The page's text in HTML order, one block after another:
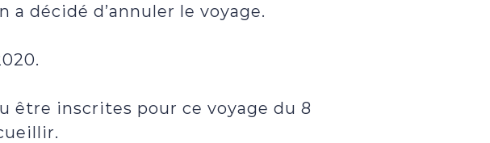
a décidé d’annuler le voyage.
être inscrites pour ce voyage du 8